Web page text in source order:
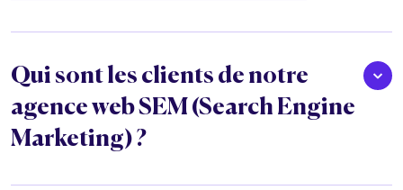
Qui sont les clients de notre
agence web SEM (Search Engine
Marketing) ?